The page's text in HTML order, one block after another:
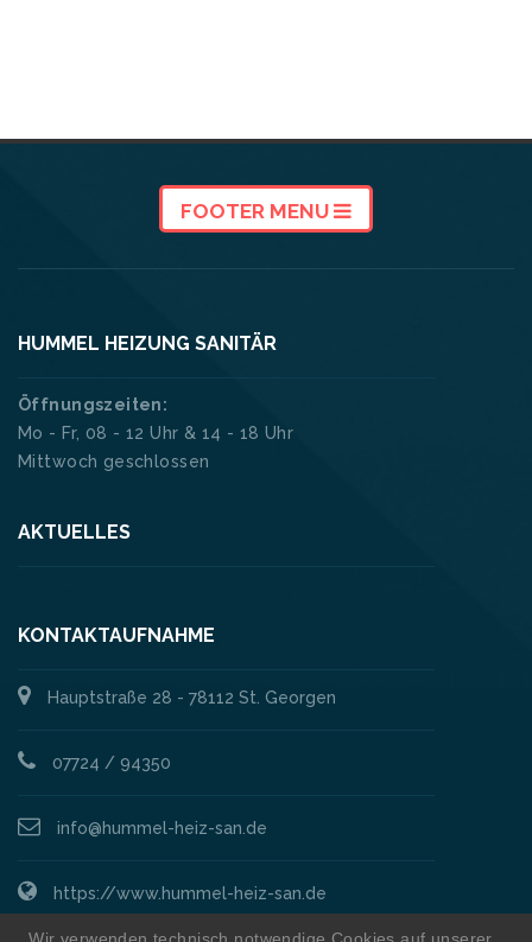
FOOTER MENU
HUMMEL HEIZUNG SANITÄR
Öffnungszeiten:
Mo - Fr, 08 - 12 Uhr & 14 - 18 Uhr
Mittwoch geschlossen
AKTUELLES
KONTAKTAUFNAHME
Hauptstraße 28 - 78112 St. Georgen
07724 / 94350
info@hummel-heiz-san.de
https://www.hummel-heiz-san.de